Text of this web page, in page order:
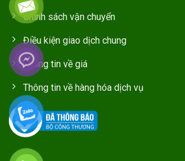
Chính sách vận chuyển
Điều kiện giao dịch chung
Thông tin về giá
Thông tin về hàng hóa dịch vụ